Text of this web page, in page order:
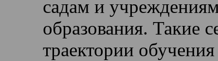
садам и
образования. Такие
траектории